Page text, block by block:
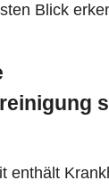
Blick
enthält